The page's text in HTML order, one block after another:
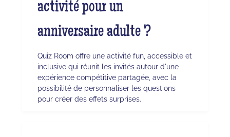
activité pour un
anniversaire adulte ?
Quiz Room offre une activité fun, accessible et
inclusive qui réunit les invités autour d'une
expérience compétitive partagée, avec la
possibilité de personnaliser les questions
pour créer des effets surprises.